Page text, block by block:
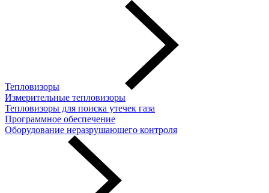
Тепловизоры
Измерительные тепловизоры
Тепловизоры для поиска утечек газа
Программное обеспечение
Оборудование неразрушающего контроля